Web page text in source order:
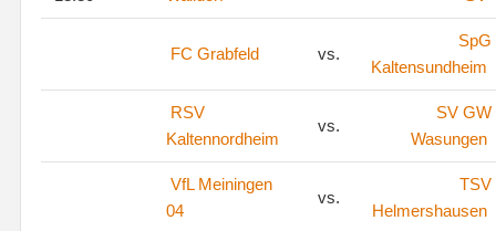
FC Grabfeld vs.
SpG
Kaltensundheim
RSV
Kaltennordheim
vs.
SV GW
Wasungen
VfL Meiningen
04
vs.
TSV
Helmershausen